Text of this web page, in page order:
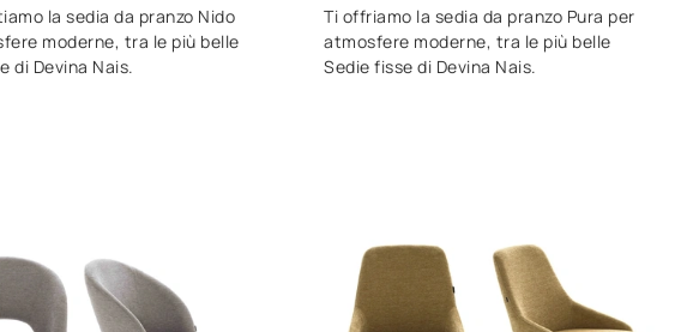
la sedia da pranzo Nido
moderne, tra le più belle
di Devina Nais.
Ti offriamo la sedia da pranzo Pura per
atmosfere moderne, tra le più belle
Sedie fisse di Devina Nais.